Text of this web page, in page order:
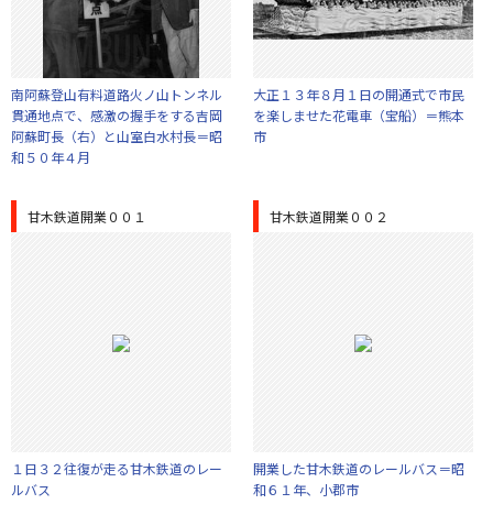
南阿蘇登山有料道路火ノ山トンネル
貫通地点で、感激の握手をする吉岡
阿蘇町長（右）と山室白水村長＝昭
和５０年４月
大正１３年８月１日の開通式で市民
を楽しませた花電車（宝船）＝熊本
市
甘木鉄道開業００１
１日３２往復が走る甘木鉄道のレー
ルバス
甘木鉄道開業００２
開業した甘木鉄道のレールバス＝昭
和６１年、小郡市